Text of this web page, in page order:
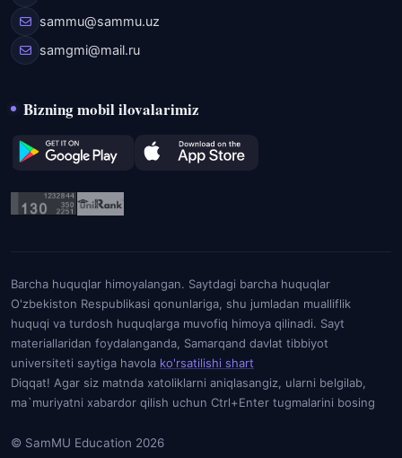
sammu@sammu.uz
samgmi@mail.ru
Bizning mobil ilovalarimiz
Barcha huquqlar himoyalangan. Saytdagi barcha huquqlar
O'zbekiston Respublikasi qonunlariga, shu jumladan mualliflik
huquqi va turdosh huquqlarga muvofiq himoya qilinadi. Sayt
materiallaridan foydalanganda, Samarqand davlat tibbiyot
universiteti saytiga havola ko'rsatilishi shart
Diqqat! Agar siz matnda xatoliklarni aniqlasangiz, ularni belgilab,
ma`muriyatni xabardor qilish uchun Ctrl+Enter tugmalarini bosing
© SamMU Education 2026